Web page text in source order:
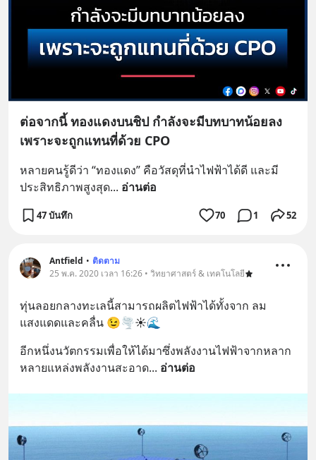
ต่อจากนี้ ทองแดงบนชิป กำลังจะมีบทบาทน้อยลง
เพราะจะถูกแทนที่ด้วย CPO
หลายคนรู้ดีว่า “ทองแดง” คือวัสดุที่นำไฟฟ้าได้ดี และมี
ประสิทธิภาพสูงสุด... อ่านต่อ
47 บันทึก 70 1 52
Antfield • ติดตาม
25 พ.ค. 2020 เวลา 16:26 • วิทยาศาสตร์ & เทคโนโลยี
ทุ่นลอยกลางทะเลนี้สามารถผลิตไฟฟ้าได้ทั้งจาก ลม
แสงแดดและคลื่น 😉🌪️☀️🌊
อีกหนึ่งนวัตกรรมเพื่อให้ได้มาซึ่งพลังงานไฟฟ้าจากหลาก
หลายแหล่งพลังงานสะอาด... อ่านต่อ